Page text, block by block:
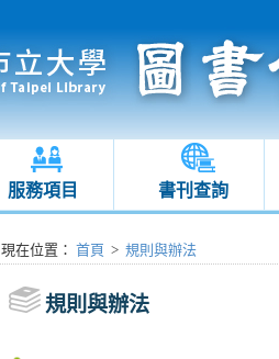
服務項目 書刊查詢
:::現在位置 ： 首頁 > 規則與辦法
規則與辦法